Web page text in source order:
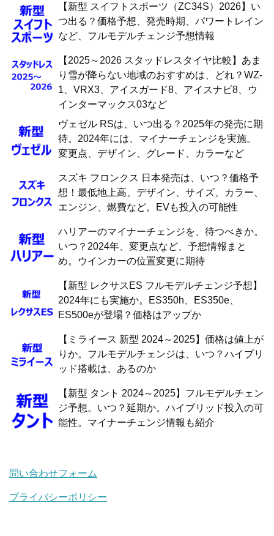
【新型 スイフトスポーツ（ZC34S）2026】い
つ出る？価格予想、発売時期、パワートレイン
など、フルモデルチェンジ予想情報
【2025～2026 スタッドレスタイヤ比較】あま
り雪が降らない地域のおすすめは、どれ？WZ-
1、VRX3、アイスガード8、アイスナビ8、ウ
インターマックス03など
ヴェゼル RSは、いつ出る？2025年の発売に期
待。2024年には、マイナーチェンジを実施。
変更点、デザイン、グレード、カラーなど
スズキ フロンクス 日本発売は、いつ？価格予
想！最低地上高、デザイン、サイズ、カラー、
エンジン、燃費など。EVも投入の可能性
ハリアーのマイナーチェンジを、待つべきか。
いつ？2024年、変更点など、予想情報まと
め。ウインカーの位置変更に期待
【新型 レクサスES フルモデルチェンジ予想】
2024年にも実施か。ES350h、ES350e、
ES500eが登場？価格はアップか
【ミライース 新型 2024～2025】価格は値上が
りか。フルモデルチェンジは、いつ？ハイブリ
ッド搭載は、あるのか
【新型 タント 2024～2025】フルモデルチェン
ジ予想。いつ？延期か。ハイブリッド投入の可
能性。マイナーチェンジ情報も紹介
問い合わせフォーム
プライバシーポリシー